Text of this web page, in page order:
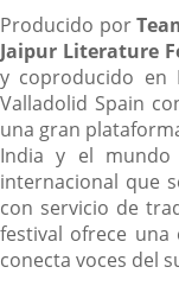
Producido por
Jaipur Literature
y coproducido en
Valladolid Spain
una gran
India y el mundo
internacional que
con servicio de
festival ofrece una
conecta voces del